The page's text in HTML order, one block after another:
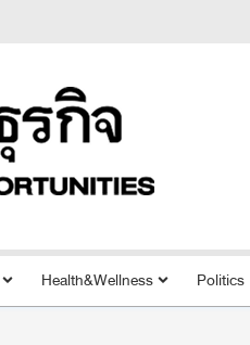
Health&Wellness Politics